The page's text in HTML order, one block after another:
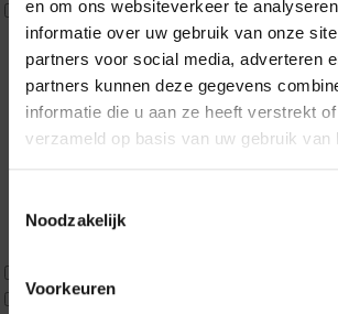
en om ons websiteverkeer te
informatie over uw gebruik van onze
partners voor social media, adverteren
partners kunnen deze gegevens
informatie die u aan ze heeft verstrekt
verzameld op basis van uw gebruik van
Noodzakelijk
Voorkeuren
Toppers
Maatvoering
1 persoon
2 personen
2 personen split
Twijfelaar
Latex
Tweepersoons 1 kern product